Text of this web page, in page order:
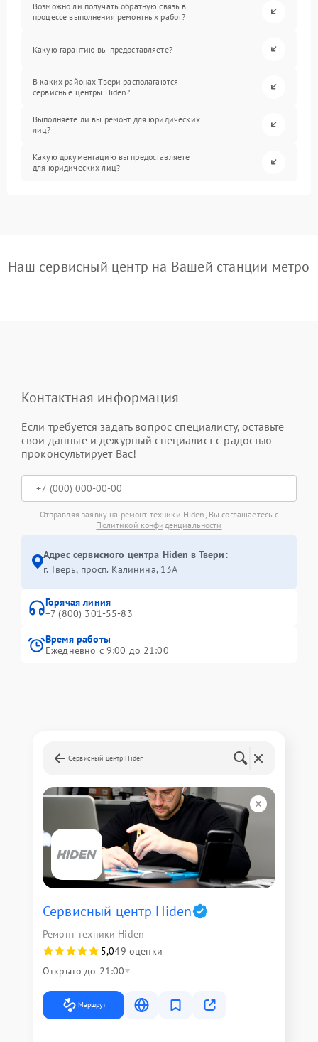
Возможно ли получать обратную связь в
процессе выполнения ремонтных работ?
Какую гарантию вы предоставляете?
В каких районах Твери располагаются
сервисные центры Hiden?
Выполняете ли вы ремонт для юридических
лиц?
Какую документацию вы предоставляете
для юридических лиц?
Наш сервисный центр на Вашей станции метро
Контактная информация
Если требуется задать вопрос специалисту, оставьте
свои данные и дежурный специалист с радостью
проконсультирует Вас!
Отправляя заявку на ремонт техники Hiden, Вы соглашаетесь с
Политикой конфиденциальности
Адрес сервисного центра Hiden в Твери:
г. Тверь, просп. Калинина, 13А
Горячая линия
+7 (800) 301-55-83
Время работы
Ежедневно с 9:00 до 21:00
Сервисный центр Hiden
Сервисный центр Hiden
Ремонт техники Hiden
5,049 оценки
Открыто до 21:00
Маршрут